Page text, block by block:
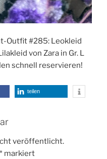
Outfit #285: Leokleid
von Zara in Gr. L
schnell reservieren!
teilen
veröffentlicht.
* markiert